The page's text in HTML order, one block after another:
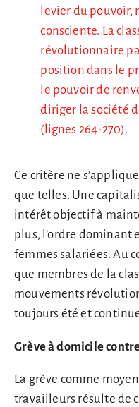
levier du pouvoir,
consciente. La
révolutionnaire
position dans le
le pouvoir de
diriger la société
(lignes 264-270).
Ce critère ne
que telles. Une
intérêt objectif à
plus, l’ordre dominant
femmes salariées. Au
que membres de la
mouvements
toujours été et
Grève à domicile
La grève comme
travailleurs résulte de